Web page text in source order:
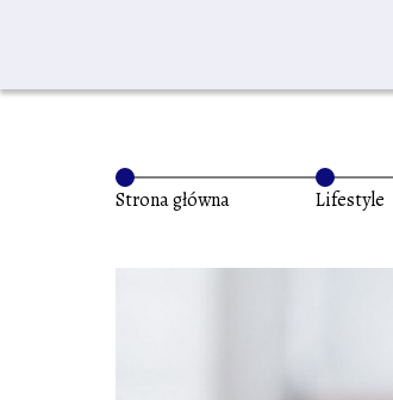
Strona główna Lifestyle